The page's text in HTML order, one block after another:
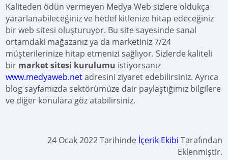
Kaliteden ödün vermeyen Medya Web sizlere oldukça
yararlanabileceğiniz ve hedef kitlenize hitap edeceğiniz
bir web sitesi oluşturuyor. Bu site sayesinde sanal
ortamdaki mağazanız ya da marketiniz 7/24
müşterilerinize hitap etmenizi sağlıyor. Sizlerde kaliteli
bir market sitesi kurulumu istiyorsanız
www.medyaweb.netadresini ziyaret edebilirsiniz. Ayrıca
blog sayfamızda sektörümüze dair paylaştığımız bilgilere
ve diğer konulara göz atabilirsiniz.
24 Ocak 2022 Tarihinde İçerik Ekibi Tarafından
Eklenmiştir.